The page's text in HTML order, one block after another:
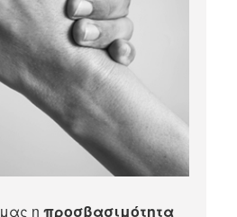
μας ηπροσβασιμότητα